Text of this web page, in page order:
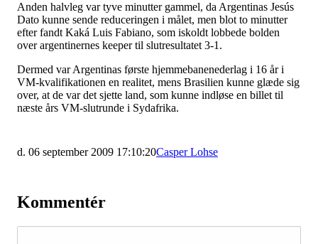
Anden halvleg var tyve minutter gammel, da Argentinas Jesús
Dato kunne sende reduceringen i målet, men blot to minutter
efter fandt Kaká Luis Fabiano, som iskoldt lobbede bolden
over argentinernes keeper til slutresultatet 3-1.
Dermed var Argentinas første hjemmebanenederlag i 16 år i
VM-kvalifikationen en realitet, mens Brasilien kunne glæde sig
over, at de var det sjette land, som kunne indløse en billet til
næste års VM-slutrunde i Sydafrika.
d. 06 september 2009 17:10:20Casper Lohse
Kommentér